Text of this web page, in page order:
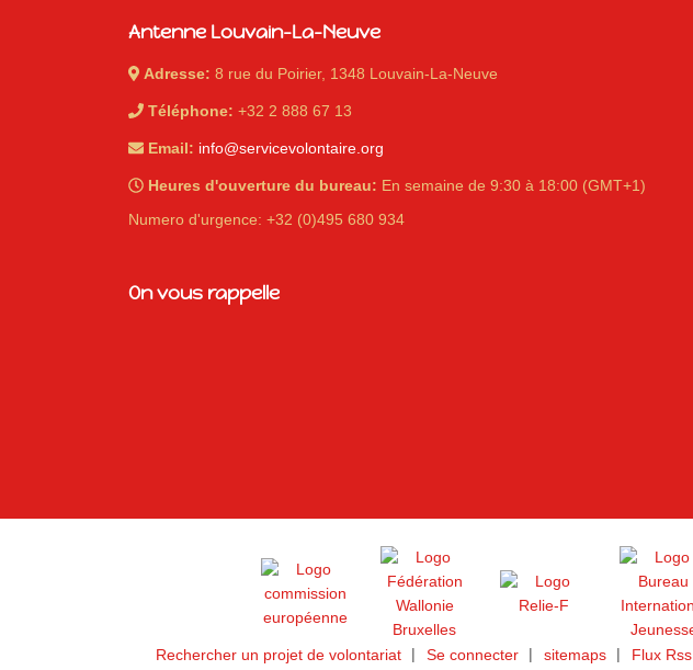
Antenne Louvain-La-Neuve
Adresse: 8 rue du Poirier, 1348 Louvain-La-Neuve
Téléphone: +32 2 888 67 13
Email: info@servicevolontaire.org
Heures d'ouverture du bureau: En semaine de 9:30 à 18:00 (GMT+1)
Numero d'urgence: +32 (0)495 680 934
On vous rappelle
Rechercher un projet de volontariat Se connecter sitemaps Flux Rss